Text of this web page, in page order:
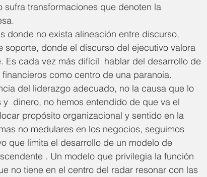
transformaciones que denoten la
donde no exista alineación entre discurso,
donde el discurso del ejecutivo valora
cada vez más difícil  hablar del desarrollo de
como centro de una paranoia.
del liderazgo adecuado, no la causa que lo
dinero, no hemos entendido de que va el
propósito organizacional y sentido en la
no medulares en los negocios, seguimos
que limita el desarrollo de un modelo de
. Un modelo que privilegia la función
no tiene en el centro del radar resonar con las